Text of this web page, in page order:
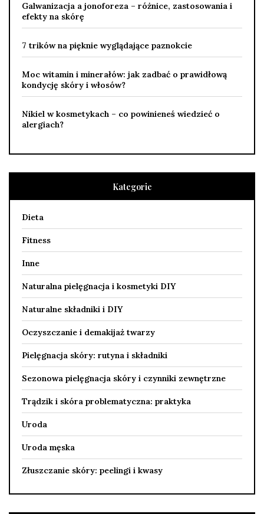
Galwanizacja a jonoforeza – różnice, zastosowania i
efekty na skórę
7 trików na pięknie wyglądające paznokcie
Moc witamin i minerałów: jak zadbać o prawidłową
kondycję skóry i włosów?
Nikiel w kosmetykach – co powinieneś wiedzieć o
alergiach?
Kategorie
Dieta
Fitness
Inne
Naturalna pielęgnacja i kosmetyki DIY
Naturalne składniki i DIY
Oczyszczanie i demakijaż twarzy
Pielęgnacja skóry: rutyna i składniki
Sezonowa pielęgnacja skóry i czynniki zewnętrzne
Trądzik i skóra problematyczna: praktyka
Uroda
Uroda męska
Złuszczanie skóry: peelingi i kwasy